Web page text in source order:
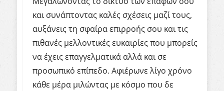
και συνάπτοντας καλές σχέσεις μαζί τους,
αυξάνεις τη σφαίρα επιρροής σου και τις
πιθανές μελλοντικές ευκαιρίες που μπορείς
να έχεις επαγγελματικά αλλά και σε
προσωπικό επίπεδο. Αφιέρωνε λίγο χρόνο
κάθε μέρα μιλώντας με κόσμο που δε